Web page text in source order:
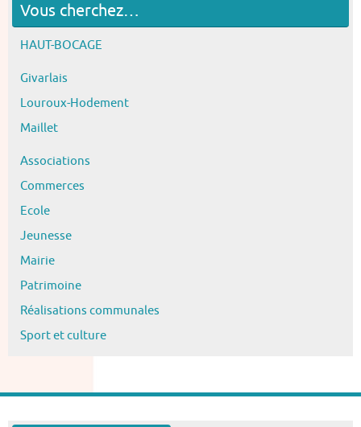
Vous cherchez…
HAUT-BOCAGE
Givarlais
Louroux-Hodement
Maillet
Associations
Commerces
Ecole
Jeunesse
Mairie
Patrimoine
Réalisations communales
Sport et culture